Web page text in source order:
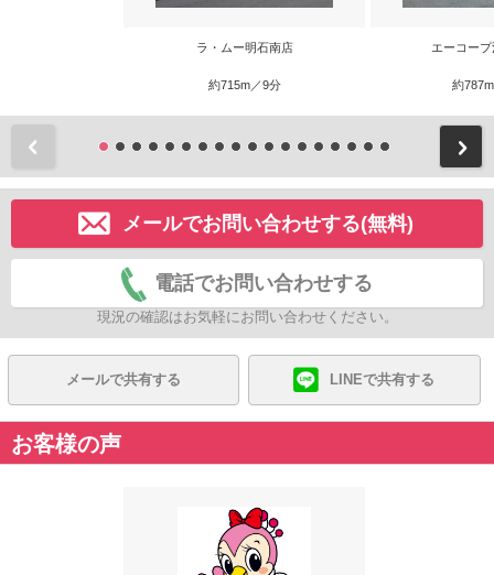
ラ・ムー明石南店
約715m／9分
エーコー
約
メールでお問い合わせする(無料)
電話でお問い合わせする
現況の確認はお気軽にお問い合わせください。
メールで共有する LINEで共有する
お客様の声